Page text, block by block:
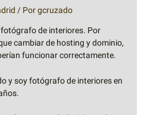
/ Porgcruzado
de interiores. Por
cambiar de hosting y dominio,
funcionar correctamente.
y soy fotógrafo de interiores en